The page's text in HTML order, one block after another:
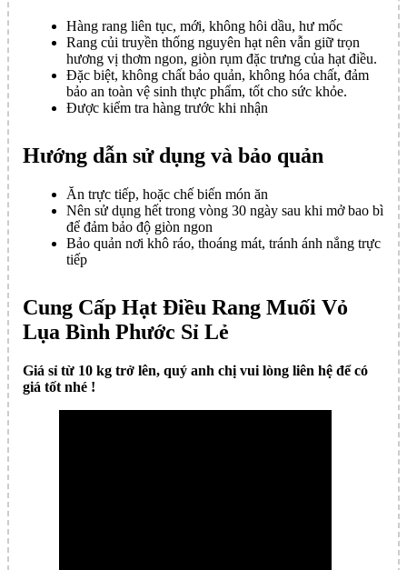
Hàng rang liên tục, mới, không hôi dầu, hư mốc
Rang củi truyền thống nguyên hạt nên vẫn giữ trọn
hương vị thơm ngon, giòn rụm đặc trưng của hạt điều.
Đặc biệt, không chất bảo quản, không hóa chất, đảm
bảo an toàn vệ sinh thực phẩm, tốt cho sức khỏe.
Được kiểm tra hàng trước khi nhận
Hướng dẫn sử dụng và bảo quản
Ăn trực tiếp, hoặc chế biến món ăn
Nên sử dụng hết trong vòng 30 ngày sau khi mở bao bì
để đảm bảo độ giòn ngon
Bảo quản nơi khô ráo, thoáng mát, tránh ánh nắng trực
tiếp
Cung Cấp Hạt Điều Rang Muối Vỏ
Lụa Bình Phước Sỉ Lẻ
Giá sỉ từ 10 kg trở lên, quý anh chị vui lòng liên hệ để có
giá tốt nhé !